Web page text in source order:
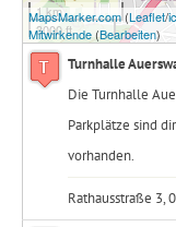
1 km
3000 ft
MapsMarker.com (Leaflet/
Mitwirkende (Bearbeiten)
Turnhalle
Die Turnhalle
Parkplätze sind
vorhanden.
Rathausstraße 3,